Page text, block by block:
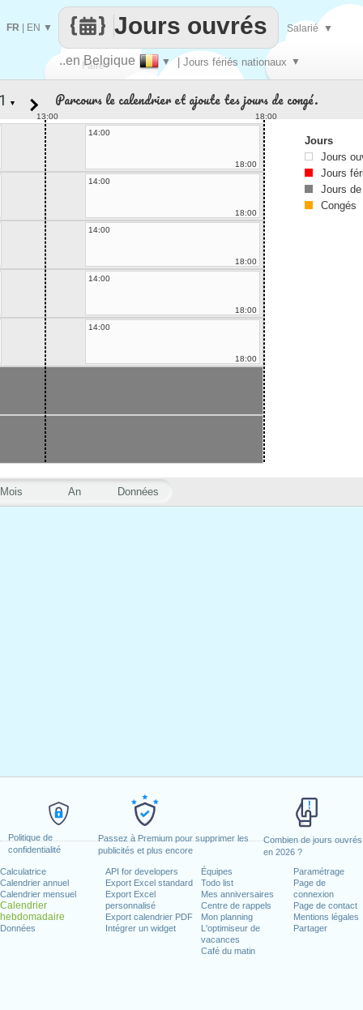
Politique de
confidentialité
Passez à Premium pour supprimer les
publicités et plus encore
Combien de jours ouvrés
en 2026 ?
Calculatrice
Calendrier annuel
Calendrier mensuel
Calendrier
hebdomadaire
Données
API for developers
Export Excel standard
Export Excel
personnalisé
Export calendrier PDF
Intégrer un widget
Équipes
Todo list
Mes anniversaires
Centre de rappels
Mon planning
L'optimiseur de
vacances
Café du matin
Paramétrage
Page de
connexion
Page de contact
Mentions légales
Partager
Faire
..en Belgique ▼ | Jours fériés nationaux ▼
Jours ouvrés
FR EN ▼ Salarié ▼
Mois An Données
▼ Parcours le calendrier et ajoute tes jours de congé.
13:00
18:00
14:00
18:00
14:00
18:00
14:00
18:00
14:00
18:00
14:00
18:00
Jours
Jours
Jours
Jours
Congés